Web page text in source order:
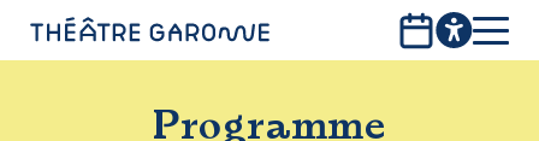
PROGRAMMEProgramme